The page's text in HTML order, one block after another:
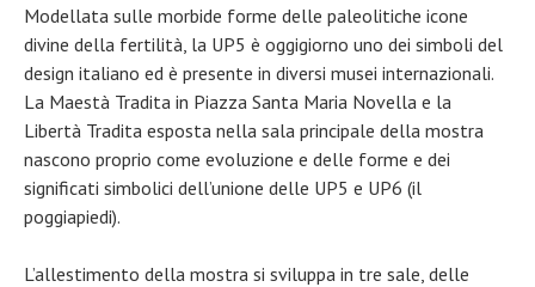
Modellata sulle morbide forme delle paleolitiche icone
divine della fertilità, la UP5 è oggigiorno uno dei simboli del
design italiano ed è presente in diversi musei internazionali.
La Maestà Tradita in Piazza Santa Maria Novella e la
Libertà Tradita esposta nella sala principale della mostra
nascono proprio come evoluzione e delle forme e dei
significati simbolici dell’unione delle UP5 e UP6 (il
poggiapiedi).
L’allestimento della mostra si sviluppa in tre sale, delle